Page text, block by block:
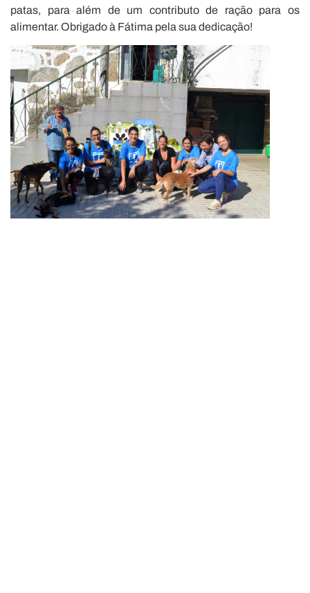
patas, para além de um contributo de ração para os
alimentar. Obrigado à Fátima pela sua dedicação!